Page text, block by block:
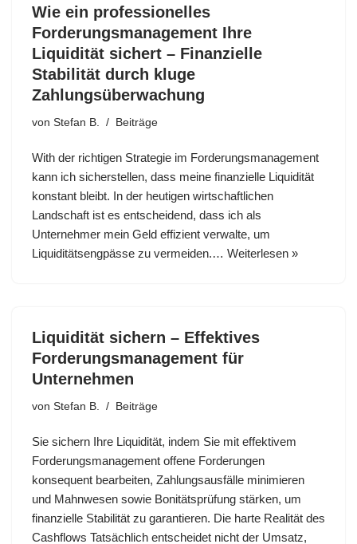
Wie ein professionelles
Forderungsmanagement Ihre
Liquidität sichert – Finanzielle
Stabilität durch kluge
Zahlungsüberwachung
von Stefan B. Beiträge
With der richtigen Strategie im Forderungsmanagement
kann ich sicherstellen, dass meine finanzielle Liquidität
konstant bleibt. In der heutigen wirtschaftlichen
Landschaft ist es entscheidend, dass ich als
Unternehmer mein Geld effizient verwalte, um
Liquiditätsengpässe zu vermeiden.… Weiterlesen »
Liquidität sichern – Effektives
Forderungsmanagement für
Unternehmen
von Stefan B. Beiträge
Sie sichern Ihre Liquidität, indem Sie mit effektivem
Forderungsmanagement offene Forderungen
konsequent bearbeiten, Zahlungsausfälle minimieren
und Mahnwesen sowie Bonitätsprüfung stärken, um
finanzielle Stabilität zu garantieren. Die harte Realität des
Cashflows Tatsächlich entscheidet nicht der Umsatz,